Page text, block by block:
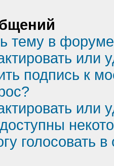
тему в
или
подпись к
или
голосовать в